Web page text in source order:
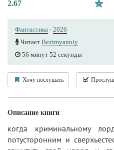
2.67
Фантастика · 2026
Читает Bezimyanniy
56 минут 52 секунды
Хочу послушать
Описание книги
когда криминальному
потусторонним и